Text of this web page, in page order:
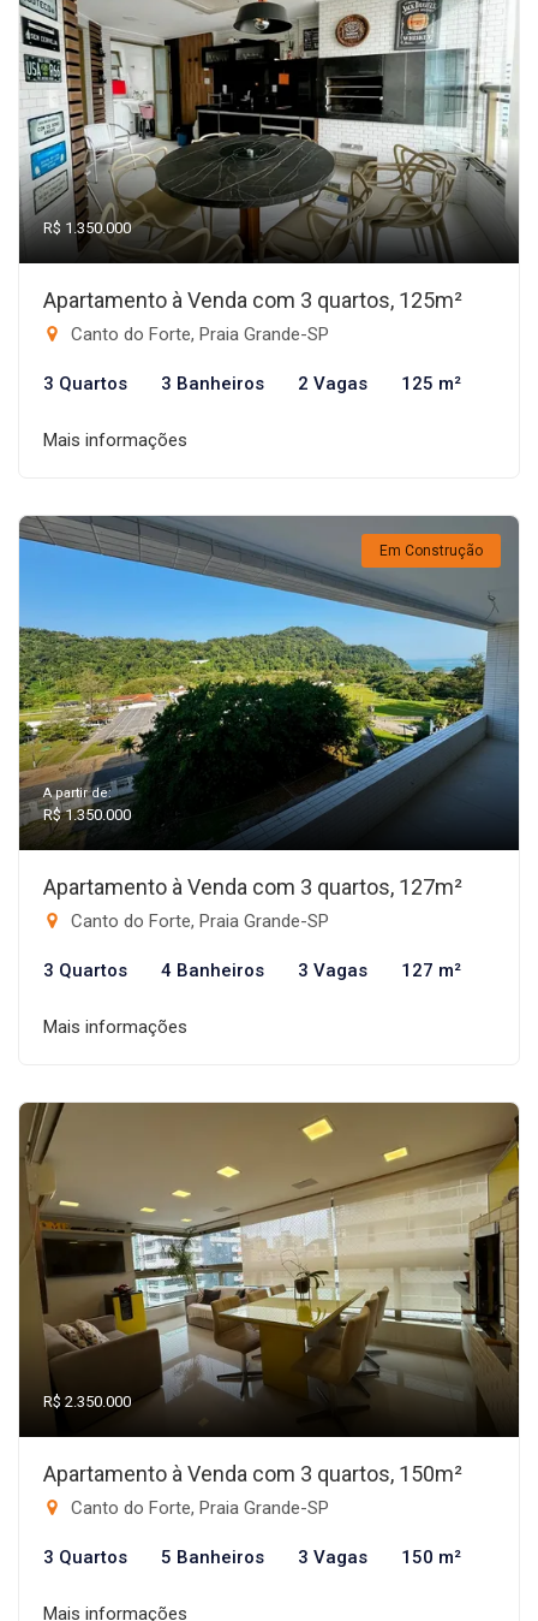
R$ 1.350.000
Apartamento à Venda com 3 quartos, 125m²
Canto do Forte, Praia Grande-SP
3 Quartos 3 Banheiros 2 Vagas 125 m²
Mais informações
Em Construção
A partir de:
R$ 1.350.000
Apartamento à Venda com 3 quartos, 127m²
Canto do Forte, Praia Grande-SP
3 Quartos 4 Banheiros 3 Vagas 127 m²
Mais informações
R$ 2.350.000
Apartamento à Venda com 3 quartos, 150m²
Canto do Forte, Praia Grande-SP
3 Quartos 5 Banheiros 3 Vagas 150 m²
Mais informações